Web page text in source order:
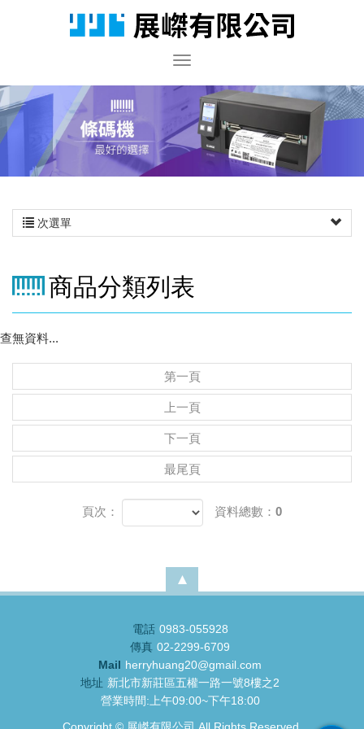
次選單
商品分類列表
查無資料...
第一頁
上一頁
下一頁
最尾頁
頁次： 資料總數：0
電話 0983-055928
傳真 02-2299-6709
Mail herryhuang20@gmail.com
地址 新北市新莊區五權一路一號8樓之2
營業時間:上午09:00~下午18:00